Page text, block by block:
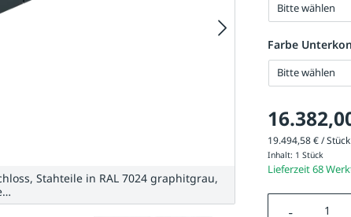
Bitte wählen
Farbe
Bitte wählen
19.494,58 € /
Inhalt: 1 Stück
Lieferzeit 68
Produkt
Stahteile in RAL 7024 graphitgrau,